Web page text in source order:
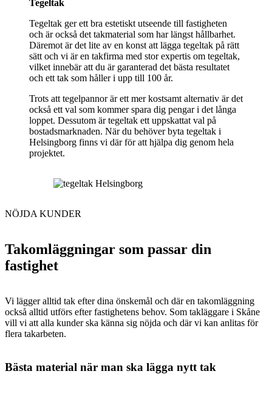
Tegeltak
Tegeltak ger ett bra estetiskt utseende till fastigheten
och är också det takmaterial som har längst hållbarhet.
Däremot är det lite av en konst att lägga tegeltak på rätt
sätt och vi är en takfirma med stor expertis om tegeltak,
vilket innebär att du är garanterad det bästa resultatet
och ett tak som håller i upp till 100 år.
Trots att tegelpannor är ett mer kostsamt alternativ är det
också ett val som kommer spara dig pengar i det långa
loppet. Dessutom är tegeltak ett uppskattat val på
bostadsmarknaden. När du behöver byta tegeltak i
Helsingborg finns vi där för att hjälpa dig genom hela
projektet.
Takomläggningar som passar din
fastighet
Vi lägger alltid tak efter dina önskemål och där en takomläggning
också alltid utförs efter fastighetens behov. Som takläggare i Skåne
vill vi att alla kunder ska känna sig nöjda och där vi kan anlitas för
flera takarbeten.
NÖJDA KUNDER
Bästa material när man ska lägga nytt tak